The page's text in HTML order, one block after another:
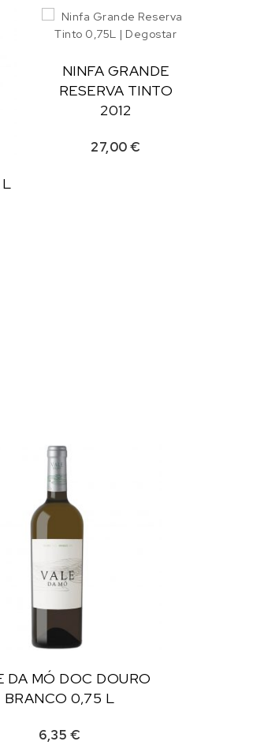
NINFA GRANDE
RESERVA TINTO
2012
27,00€
DA MÓ DOC DOURO
BRANCO 0,75 L
6,35 €